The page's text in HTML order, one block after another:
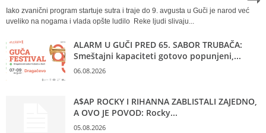
Iako zvanični program startuje sutra i traje do 9. avgusta u Guči je narod već
uveliko na nogama i vlada opšte ludilo Reke ljudi slivaju...
ALARM U GUČI PRED 65. SABOR TRUBAČA:
Smeštajni kapaciteti gotovo popunjeni,...
06.08.2026
A$AP ROCKY I RIHANNA ZABLISTALI ZAJEDNO,
A OVO JE POVOD: Rocky...
05.08.2026